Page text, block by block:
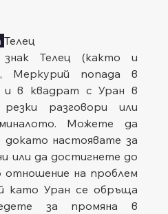
Телец
Телец (както и
Меркурий попада в
и в квадрат с Уран в
разговори или
Можете да
докато настоявате за
или да достигнете до
на проблем
като Уран се обръща
за промяна в